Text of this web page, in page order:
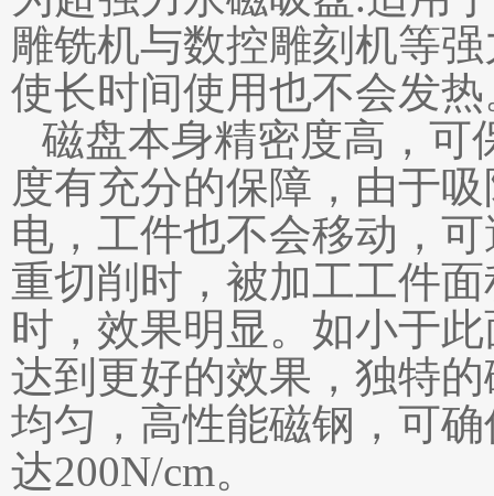
雕铣机与数控雕刻机等
使长时间使用也不会发热
磁盘本身精密度高，可
度有充分的保障，由于
电，工件也不会移动，
重切削时，被加工工件
时，效果明显。如小于
达到更好的效果，独特
均匀，高性能磁钢，可
达200N/cm。